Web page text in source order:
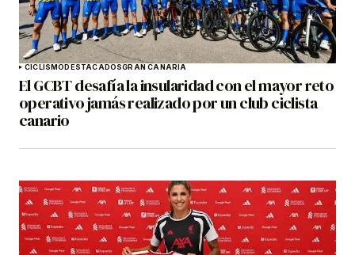
CICLISMODESTACADOSGRAN CANARIA
El GCBT desafía la insularidad con el mayor reto
operativo jamás realizado por un club ciclista
canario